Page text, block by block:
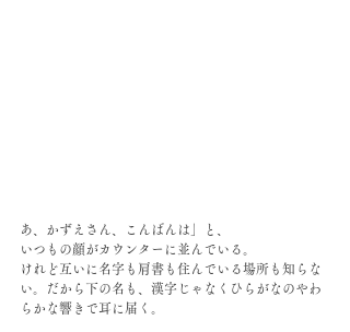
あ、かずえさん、こんばんは」と、
いつもの顔がカウンターに並んでいる。
けれど互いに名字も肩書も住んでいる場所も知らな
い。だから下の名も、漢字じゃなくひらがなのやわ
らかな響きで耳に届く。